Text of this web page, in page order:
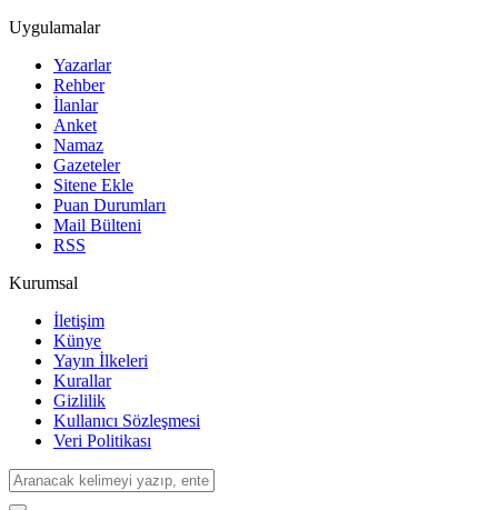
Uygulamalar
Yazarlar
Rehber
İlanlar
Anket
Namaz
Gazeteler
Sitene Ekle
Puan Durumları
Mail Bülteni
RSS
Kurumsal
İletişim
Künye
Yayın İlkeleri
Kurallar
Gizlilik
Kullanıcı Sözleşmesi
Veri Politikası